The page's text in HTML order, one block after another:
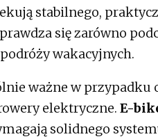
stabilnego,
się zarówno
wakacyjnych.
ważne w
elektryczne. E-
solidnego